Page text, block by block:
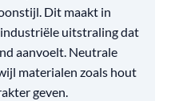
Dit maakt in
uitstraling dat
aanvoelt. Neutrale
materialen zoals hout
geven.